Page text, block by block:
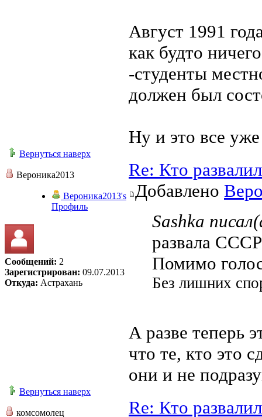
Август 1991
как будто
-студенты
должен был
Ну и это все
Вернуться наверх
Вероника2013
Вероника2013's
Профиль
Сообщений: 2
Зарегистрирован: 09.07.2013
Откуда: Астрахань
Re: Кто
Добавлено
Sashka
развала
Помимо
Без лишних
А разве теперь
что те, кто это
они и не
Вернуться наверх
комсомолец Re: Кто